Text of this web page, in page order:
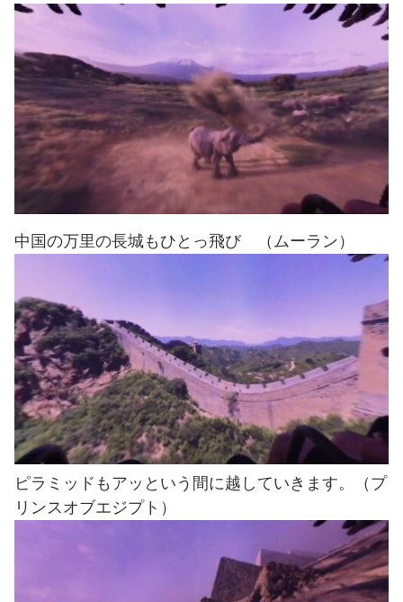
中国の万里の長城もひとっ飛び （ムーラン）
ピラミッドもアッという間に越していきます。（プ
リンスオブエジプト）